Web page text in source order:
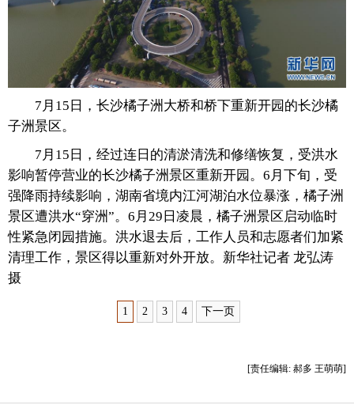
公益 军事
富媒体 摄影 新华广播
新华电视中文
7月15日，长沙橘子洲大桥和桥下重新开园的长沙橘
子洲景区。
7月15日，经过连日的清淤清洗和修缮恢复，受洪水
影响暂停营业的长沙橘子洲景区重新开园。6月下旬，受
强降雨持续影响，湖南省境内江河湖泊水位暴涨，橘子洲
景区遭洪水“穿洲”。6月29日凌晨，橘子洲景区启动临时
性紧急闭园措施。洪水退去后，工作人员和志愿者们加紧
清理工作，景区得以重新对外开放。新华社记者 龙弘涛
摄
1 2 3 4 下一页
[责任编辑: 郝多 王萌萌]